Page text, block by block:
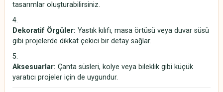
tasarımlar oluşturabilirsiniz.
Dekoratif Örgüler: Yastık kılıfı, masa örtüsü veya duvar süsü
gibi projelerde dikkat çekici bir detay sağlar.
Aksesuarlar: Çanta süsleri, kolye veya bileklik gibi küçük
yaratıcı projeler için de uygundur.